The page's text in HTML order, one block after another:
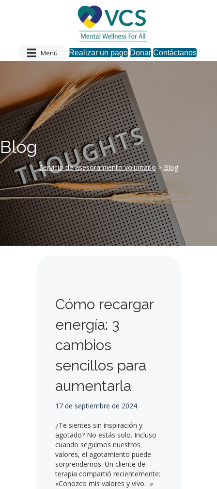
Realizar un pago Donar Contáctanos
Menú
Blog
Servicio de asesoramiento voluntario > Blog
Cómo recargar
energía: 3
cambios
sencillos para
aumentarla
17 de septiembre de 2024
¿Te sientes sin inspiración y
agotado? No estás solo. Incluso
cuando seguimos nuestros
valores, el agotamiento puede
sorprendernos. Un cliente de
terapia compartió recientemente:
«Conozco mis valores y vivo…»